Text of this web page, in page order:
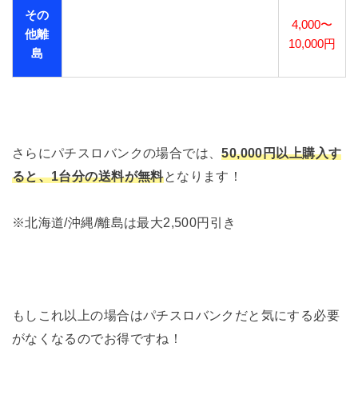
その
他離
島
4,000〜
10,000円
さらにパチスロバンクの場合では、50,000円以上購入す
ると、1台分の送料が無料となります！
※北海道/沖縄/離島は最大2,500円引き
もしこれ以上の場合はパチスロバンクだと気にする必要
がなくなるのでお得ですね！